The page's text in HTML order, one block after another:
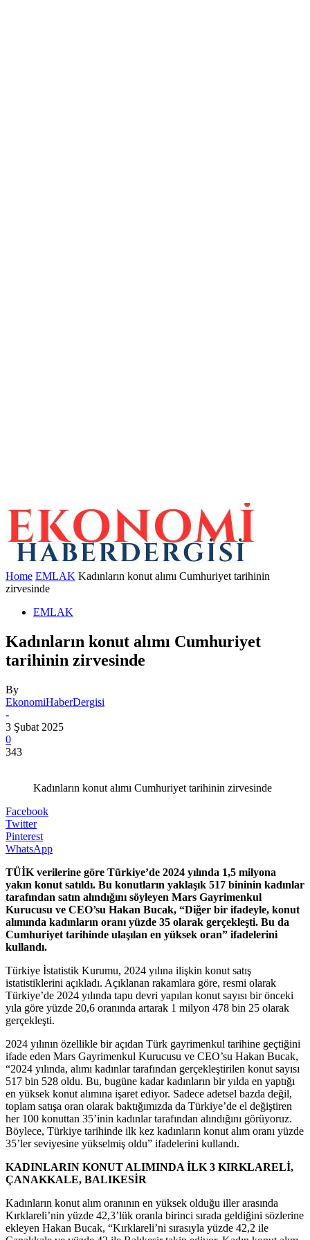
Home EMLAK Kadınların konut alımı Cumhuriyet tarihinin
zirvesinde
EMLAK
Kadınların konut alımı Cumhuriyet
tarihinin zirvesinde
By
EkonomiHaberDergisi
-
3 Şubat 2025
0
343
Kadınların konut alımı Cumhuriyet tarihinin zirvesinde
Facebook
Twitter
Pinterest
WhatsApp
TÜİK verilerine göre Türkiye’de 2024 yılında 1,5 milyona
yakın konut satıldı. Bu konutların yaklaşık 517 bininin kadınlar
tarafından satın alındığını söyleyen Mars Gayrimenkul
Kurucusu ve CEO’su Hakan Bucak, “Diğer bir ifadeyle, konut
alımında kadınların oranı yüzde 35 olarak gerçekleşti. Bu da
Cumhuriyet tarihinde ulaşılan en yüksek oran” ifadelerini
kullandı.
Türkiye İstatistik Kurumu, 2024 yılına ilişkin konut satış
istatistiklerini açıkladı. Açıklanan rakamlara göre, resmi olarak
Türkiye’de 2024 yılında tapu devri yapılan konut sayısı bir önceki
yıla göre yüzde 20,6 oranında artarak 1 milyon 478 bin 25 olarak
gerçekleşti.
2024 yılının özellikle bir açıdan Türk gayrimenkul tarihine geçtiğini
ifade eden Mars Gayrimenkul Kurucusu ve CEO’su Hakan Bucak,
“2024 yılında, alımı kadınlar tarafından gerçekleştirilen konut sayısı
517 bin 528 oldu. Bu, bugüne kadar kadınların bir yılda en yaptığı
en yüksek konut alımına işaret ediyor. Sadece adetsel bazda değil,
toplam satışa oran olarak baktığımızda da Türkiye’de el değiştiren
her 100 konuttan 35’inin kadınlar tarafından alındığını görüyoruz.
Böylece, Türkiye tarihinde ilk kez kadınların konut alım oranı yüzde
35’ler seviyesine yükselmiş oldu” ifadelerini kullandı.
KADINLARIN KONUT ALIMINDA İLK 3 KIRKLARELİ,
ÇANAKKALE, BALIKESİR
Kadınların konut alım oranının en yüksek olduğu iller arasında
Kırklareli’nin yüzde 42,3’lük oranla birinci sırada geldiğini sözlerine
ekleyen Hakan Bucak, “Kırklareli’ni sırasıyla yüzde 42,2 ile